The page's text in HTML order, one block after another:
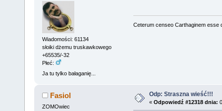
Wiadomości: 61134
słoiki dżemu truskawkowego
+65535/-32
Płeć:
Ja tu tylko bałaganię...
Ceterum censeo Carthaginem esse
Fasiol
ZOMOwiec
Odp: Straszna wieść!!!
« Odpowiedź #12318 dnia: